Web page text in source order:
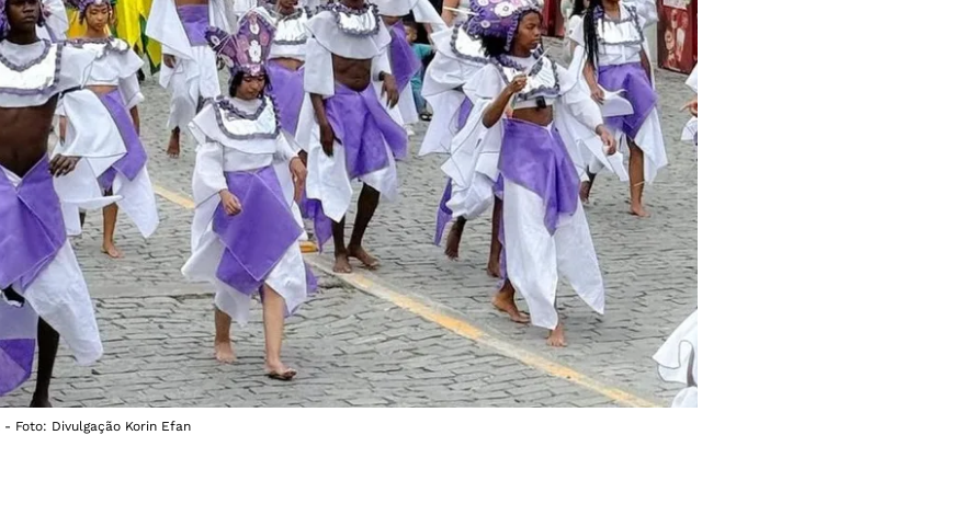
Foto: Divulgação Korin Efan